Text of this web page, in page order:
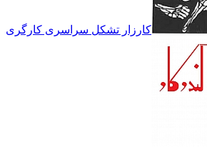
کارزار تشکل سراسرى کارگرى